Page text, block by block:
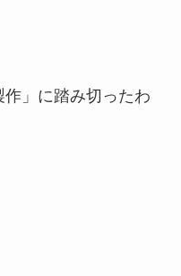
」に踏み切ったわ